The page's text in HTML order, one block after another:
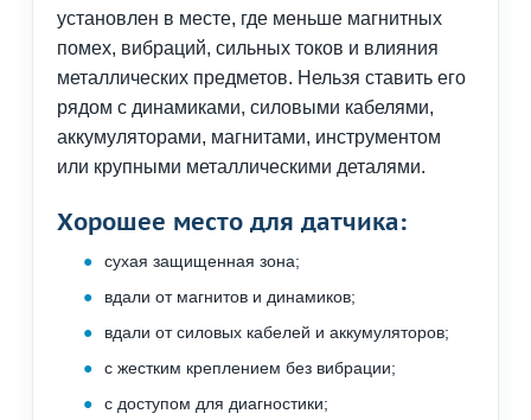
установлен в месте, где меньше магнитных
помех, вибраций, сильных токов и влияния
металлических предметов. Нельзя ставить его
рядом с динамиками, силовыми кабелями,
аккумуляторами, магнитами, инструментом
или крупными металлическими деталями.
Хорошее место для датчика:
сухая защищенная зона;
вдали от магнитов и динамиков;
вдали от силовых кабелей и аккумуляторов;
с жестким креплением без вибрации;
с доступом для диагностики;